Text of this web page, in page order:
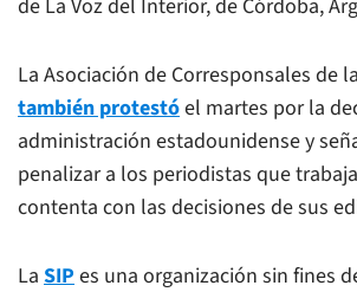
de La Voz del Interior, de Córdoba,
La Asociación de Corresponsales de
también protestóel martes por la
administración estadounidense y
penalizar a los periodistas que
contenta con las decisiones de sus
La SIP es una organización sin fines